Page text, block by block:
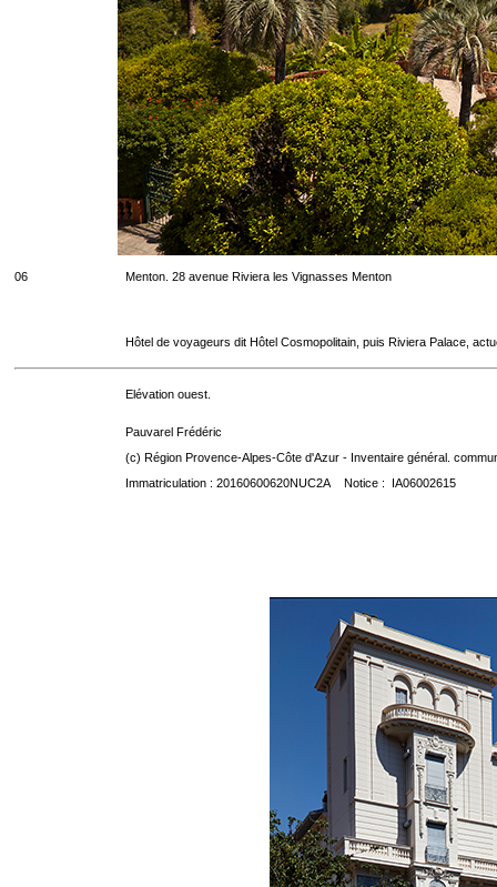
06 Menton. 28 avenue Riviera les Vignasses Menton
Hôtel de voyageurs dit Hôtel Cosmopolitain, puis Riviera Palace,
Elévation ouest.
Pauvarel Frédéric
(c) Région Provence-Alpes-Côte d'Azur - Inventaire général.
Immatriculation : 20160600620NUC2A Notice : IA06002615